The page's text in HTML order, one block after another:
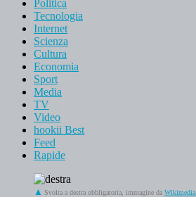
Politica
Tecnologia
Internet
Scienza
Cultura
Economia
Sport
Media
TV
Video
hookii Best
Feed
Rapide
Svolta a destra obbligatoria, immagine da